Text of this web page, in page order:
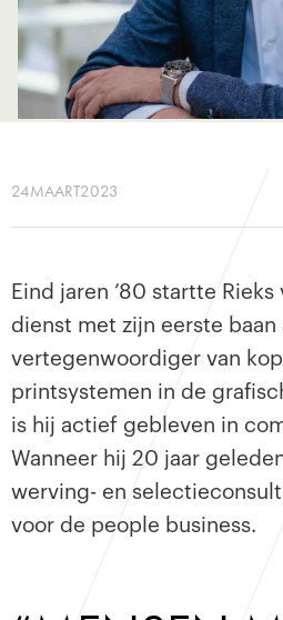
24MAART2023
Eind jaren ’80 startte
dienst met zijn eerste baan
vertegenwoordiger van
printsystemen in de
is hij actief gebleven in
Wanneer hij 20 jaar
werving- en
voor de people business.